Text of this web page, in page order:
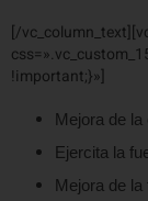
[/
!important;}»]
Mejora de
Ejercita la
Mejora de